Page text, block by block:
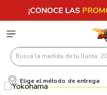
Busca la medida de tu
Elige el método de entrega